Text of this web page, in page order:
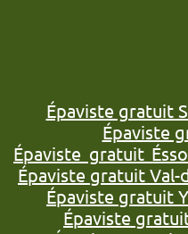
Épaviste gratuit
Épaviste
Épaviste gratuit
Épaviste gratuit Val-
Épaviste gratuit
Épaviste